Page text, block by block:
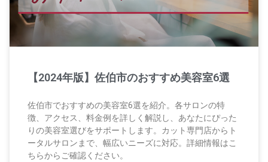
【2024年版】佐伯市のおすすめ美容室6選
佐伯市でおすすめの美容室6選を紹介。各サロンの特
徴、アクセス、料金例を詳しく解説し、あなたにぴった
りの美容室選びをサポートします。カット専門店からト
ータルサロンまで、幅広いニーズに対応。詳細情報はこ
ちらからご確認ください。